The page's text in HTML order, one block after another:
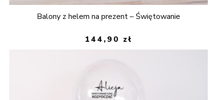
Balony z helem na prezent – Świętowanie
144,90 zł